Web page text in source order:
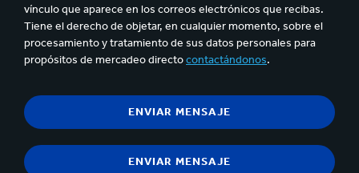
vínculo que aparece en los correos electrónicos que recibas.
Tiene el derecho de objetar, en cualquier momento, sobre el
procesamiento y tratamiento de sus datos personales para
propósitos de mercadeo directocontactándonos.